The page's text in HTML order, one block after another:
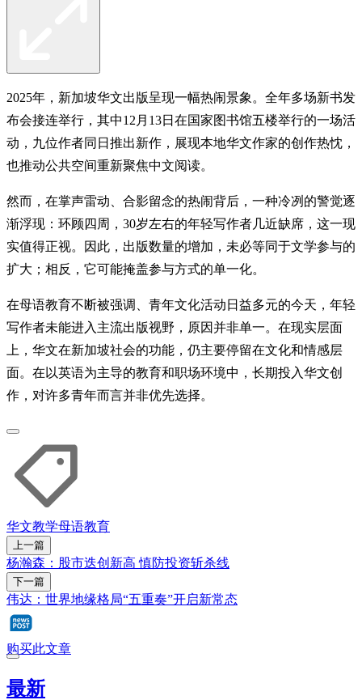
2025年，新加坡华文出版呈现一幅热闹景象。全年多场新书发
布会接连举行，其中12月13日在国家图书馆五楼举行的一场活
动，九位作者同日推出新作，展现本地华文作家的创作热忱，
也推动公共空间重新聚焦中文阅读。
然而，在掌声雷动、合影留念的热闹背后，一种冷冽的警觉逐
渐浮现：环顾四周，30岁左右的年轻写作者几近缺席，这一现
实值得正视。因此，出版数量的增加，未必等同于文学参与的
扩大；相反，它可能掩盖参与方式的单一化。
在母语教育不断被强调、青年文化活动日益多元的今天，年轻
写作者未能进入主流出版视野，原因并非单一。在现实层面
上，华文在新加坡社会的功能，仍主要停留在文化和情感层
面。在以英语为主导的教育和职场环境中，长期投入华文创
作，对许多青年而言并非优先选择。
华文教学母语教育
上一篇
杨瀚森：股市迭创新高 慎防投资斩杀线
下一篇
伟达：世界地缘格局“五重奏”开启新常态
购买此文章
最新